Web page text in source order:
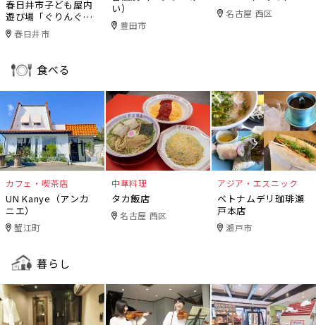
春日井市子ども屋内
遊び場「ぐりんぐり
ん」春日井市
い）
豊田市
名古屋 西区
食べる
カフェ・喫茶店
UN Kanye（アンカ
ニエ）
蟹江町
中華料理
タカ飯店
名古屋 西区
アジア・エスニック
ベトナムデリ珈琲瀬
戸本店
瀬戸市
暮らし